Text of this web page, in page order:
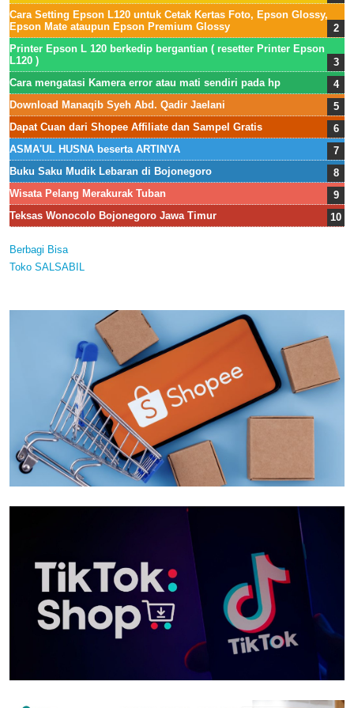
Cara Setting Epson L120 untuk Cetak Kertas Foto, Epson Glossy,
Epson Mate ataupun Epson Premium Glossy
Printer Epson L 120 berkedip bergantian ( resetter Printer Epson
L120 )
Cara mengatasi Kamera error atau mati sendiri pada hp
Download Manaqib Syeh Abd. Qadir Jaelani
Dapat Cuan dari Shopee Affiliate dan Sampel Gratis
ASMA'UL HUSNA beserta ARTINYA
Buku Saku Mudik Lebaran di Bojonegoro
Wisata Pelang Merakurak Tuban
Teksas Wonocolo Bojonegoro Jawa Timur
Berbagi Bisa
Toko SALSABIL